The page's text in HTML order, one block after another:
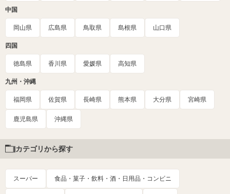
中国
岡山県 広島県 鳥取県 島根県 山口県
四国
徳島県 香川県 愛媛県 高知県
九州・沖縄
福岡県 佐賀県 長崎県 熊本県 大分県 宮崎県
鹿児島県 沖縄県
カテゴリから探す
スーパー 食品・菓子・飲料・酒・日用品・コンビニ